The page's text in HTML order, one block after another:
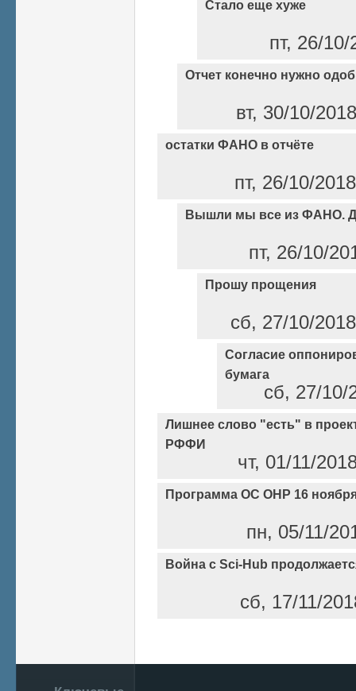
Стало еще хуже
пт, 26/
Отчет конечно нужно
вт, 30/10/
остатки ФАНО в отчёте
пт, 26/10/
Вышли мы все из ФАНО.
пт, 26/10/
Прошу прощения
сб, 27/10/
Согласие
бумага
сб, 27/
Лишнее слово "есть" в
РФФИ
чт, 01/11/
Программа ОС ОНР 16 ноября
пн, 05/11/
Война с Sci-Hub
сб, 17/11/